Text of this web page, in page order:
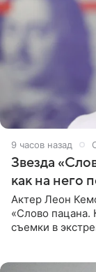
9 часов назад
Звезда
как на него
Актер Леон
«Слово пацана.
съемки в